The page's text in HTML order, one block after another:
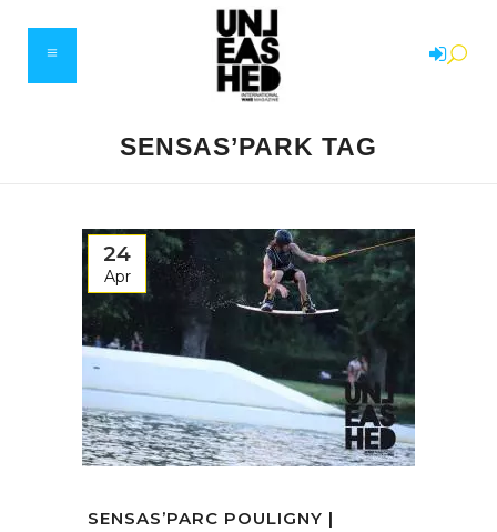
SENSAS’PARK TAG
24
Apr
SENSAS’PARC POULIGNY |